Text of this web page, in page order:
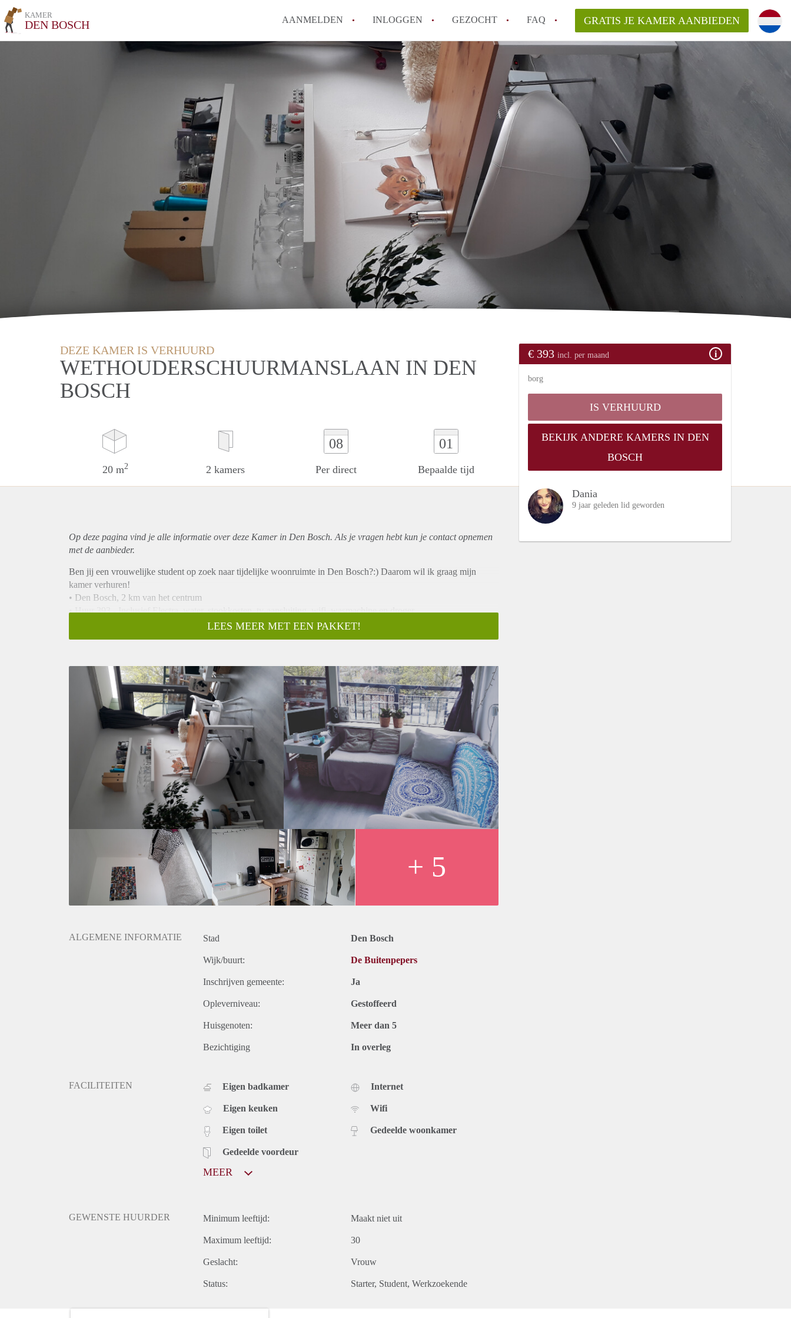
KAMER
DEN BOSCH AANMELDEN INLOGGEN GEZOCHT FAQ
How to translate KamerDenBosch!
Wat is KamerDenBosch?
Berekent KamerDenBosch makelaarsvergoeding/bemiddelingsvergoeding?
Wat is de privacyverklaring van KamerDenBosch?
Is KamerDenBosch verantwoordelijk voor de aangeboden Kamer / Kamers
in Den Bosch?
Alle veelgestelde vragen
GRATIS JE KAMER AANBIEDEN
DEZE KAMER IS VERHUURD
WETHOUDERSCHUURMANSLAAN IN DEN
BOSCH
20 m2 2 kamers
08
Per direct
01
Bepaalde tijd
€ 393 incl. per maand
borg
IS VERHUURD
BEKIJK ANDERE KAMERS IN DEN
BOSCH
Dania
9 jaar geleden lid geworden
Op deze pagina vind je alle informatie over deze Kamer in Den Bosch. Als je vragen hebt kun je contact opnemen
met de aanbieder.
Ben jij een vrouwelijke student op zoek naar tijdelijke woonruimte in Den Bosch?:) Daarom wil ik graag mijn
kamer verhuren!
• Den Bosch, 2 km van het centrum
• Huur 393,- Inclusief Electra, water, stookkosten, tv-aansluiting, wifi, wasmachine en droger.
• Een eigen badkamer met douche, wasbak en toilet, hal met tussendeur, kamer met een bed, bank en eettafel, mini-
• De keuken, woonkamer, wasmachine en droger deel je samen met 7 gezellige ganggenoten 
• Meubels blijven staan in overleg.
Heb je interesse? Stuur me even een berichtje
LEES MEER MET EEN PAKKET!
+ 5
ALGEMENE INFORMATIE Stad Den Bosch
Wijk/buurt: De Buitenpepers
Inschrijven gemeente: Ja
Opleverniveau: Gestoffeerd
Huisgenoten: Meer dan 5
Bezichtiging In overleg
FACILITEITEN Eigen badkamer
Eigen keuken
Eigen toilet
Gedeelde voordeur
Internet
Wifi
Gedeelde woonkamer
MEER
GEWENSTE HUURDER Minimum leeftijd: Maakt niet uit
Maximum leeftijd: 30
Geslacht: Vrouw
Status: Starter Student Werkzoekende